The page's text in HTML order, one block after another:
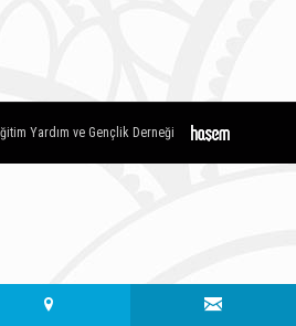
Yardım ve Gençlik Derneği